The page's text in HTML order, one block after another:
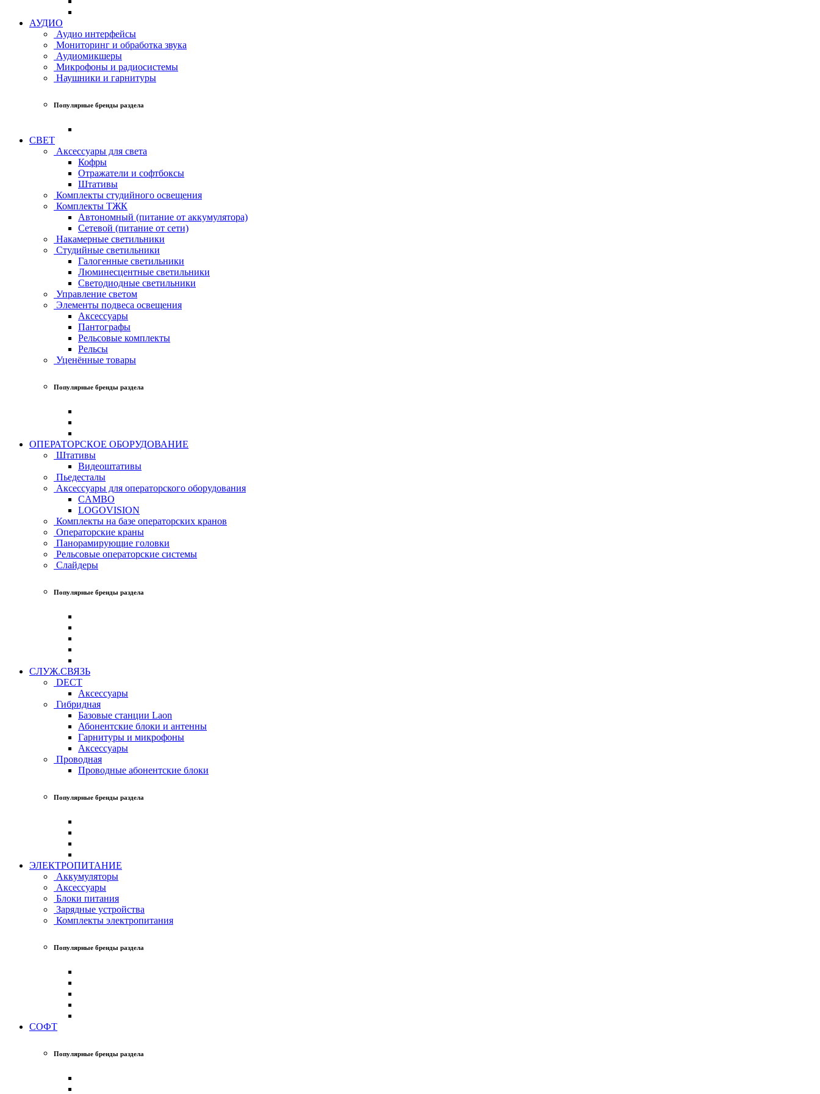
АУДИО
Аудио интерфейсы
Мониторинг и обработка звука
Аудиомикшеры
Микрофоны и радиосистемы
Наушники и гарнитуры
Популярные бренды раздела
СВЕТ
Аксессуары для света
Кофры
Отражатели и софтбоксы
Штативы
Комплекты студийного освещения
Комплекты ТЖК
Автономный (питание от аккумулятора)
Сетевой (питание от сети)
Накамерные светильники
Студийные светильники
Галогенные светильники
Люминесцентные светильники
Светодиодные светильники
Управление светом
Элементы подвеса освещения
Аксессуары
Пантографы
Рельсовые комплекты
Рельсы
Уценённые товары
Популярные бренды раздела
ОПЕРАТОРСКОЕ ОБОРУДОВАНИЕ
Штативы
Видеоштативы
Пьедесталы
Аксессуары для операторского оборудования
CAMBO
LOGOVISION
Комплекты на базе операторских кранов
Операторские краны
Панорамирующие головки
Рельсовые операторские системы
Слайдеры
Популярные бренды раздела
СЛУЖ.СВЯЗЬ
DECT
Аксессуары
Гибридная
Базовые станции Laon
Абонентские блоки и антенны
Гарнитуры и микрофоны
Аксессуары
Проводная
Проводные абонентские блоки
Популярные бренды раздела
ЭЛЕКТРОПИТАНИЕ
Аккумуляторы
Аксессуары
Блоки питания
Зарядные устройства
Комплекты электропитания
Популярные бренды раздела
СОФТ
Популярные бренды раздела